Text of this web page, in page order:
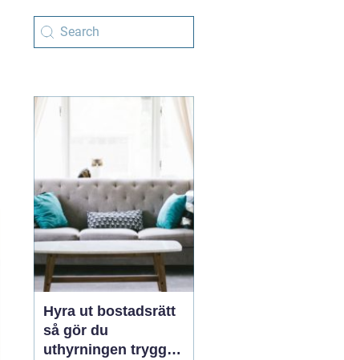
Hyra ut bostadsrätt
så gör du
uthyrningen trygg,